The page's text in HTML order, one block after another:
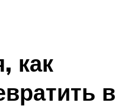
как
в